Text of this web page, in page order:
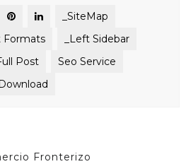
_SiteMap
Formats
_Left Sidebar
Post
Seo Service
Download
Fronterizo